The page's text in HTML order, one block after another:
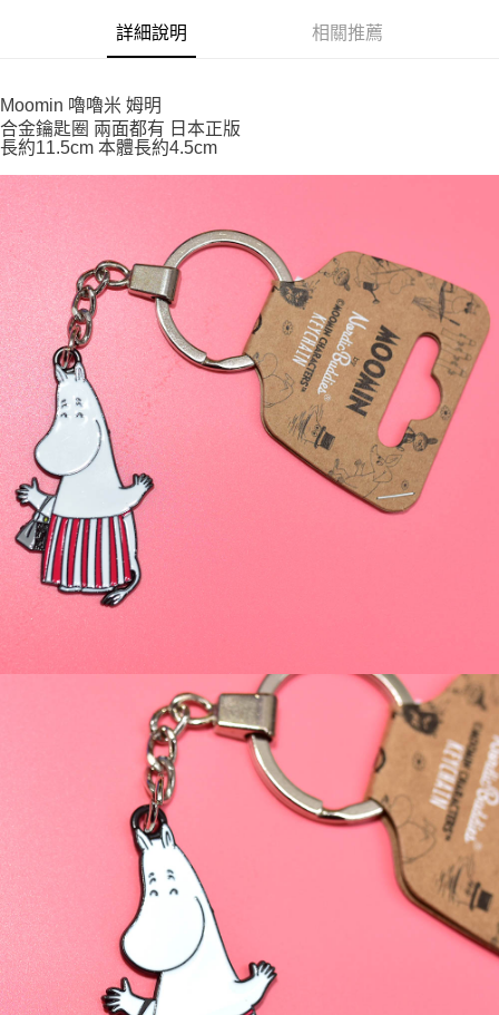
每筆NT$65，滿NT$999(含以上)免運費
付款後全家取貨
每筆NT$65，滿NT$999(含以上)免運費
付款後7-11取貨
每筆NT$65，滿NT$999(含以上)免運費
宅配
每筆NT$100，滿NT$999(含以上)免運費
詳細說明 相關推薦
Moomin 嚕嚕米 姆明
合金鑰匙圈 兩面都有 日本正版
長約11.5cm 本體長約4.5cm